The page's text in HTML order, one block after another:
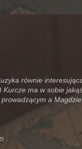
równie
Kurcze ma w sobie
a